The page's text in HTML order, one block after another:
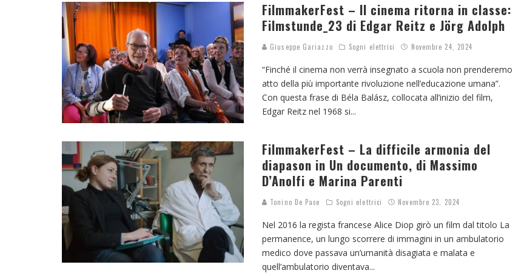
FilmmakerFest – Il cinema ritorna in classe:
Filmstunde_23 di Edgar Reitz e Jörg Adolph
Giuseppe Gariazzo Sogni elettrici Novembre 24, 2024
“Finché il cinema non verrà insegnato a scuola non prenderemo
atto della più importante rivoluzione nell’educazione umana”.
Con questa frase di Béla Balász, collocata all’inizio del film,
Edgar Reitz nel 1968 si...
FilmmakerFest – La difficile armonia del
diapason in Un documento, di Massimo
D’Anolfi e Marina Parenti
Tonino De Pace Sogni elettrici Novembre 23, 2024
Nel 2016 la regista francese Alice Diop girò un film dal titolo La
permanence, un lungo scorrere di immagini in un ambulatorio
medico dove passava un’umanità disagiata e malata e
quell’ambulatorio diventava...